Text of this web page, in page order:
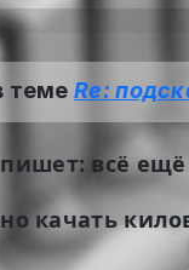
темеRe:
всё
качать